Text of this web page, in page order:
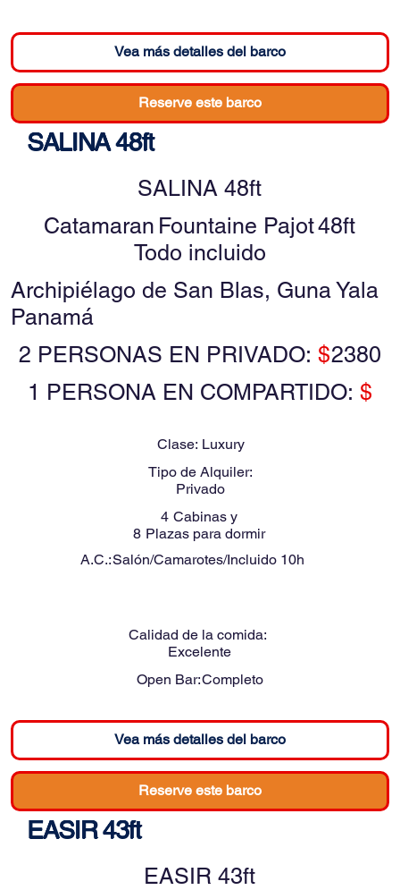
Vea más detalles del barco
Reserve este barco
SALINA 48ft
SALINA 48ft
Catamaran Fountaine Pajot48ft
Todo incluido
Archipiélago de San Blas, Guna Yala
Panamá
2 PERSONAS EN PRIVADO:$2380
1 PERSONA EN COMPARTIDO: $
Clase: Luxury
Tipo de Alquiler:
Privado
4 Cabinas y
8 Plazas para dormir
A.C.:Salón/Camarotes/Incluido 10h
Calidad de la comida:
Excelente
Open Bar:Completo
Vea más detalles del barco
Reserve este barco
EASIR 43ft
EASIR 43ft